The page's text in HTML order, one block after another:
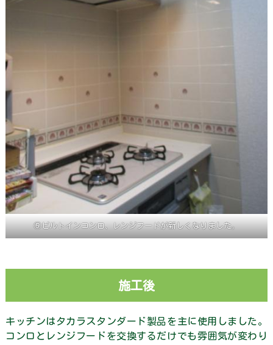
⑤ビルトインコンロ、レンジフードが新しくなりました。
施工後
キッチンはタカラスタンダード製品を主に使用しました。
コンロとレンジフードを交換するだけでも雰囲気が変わり